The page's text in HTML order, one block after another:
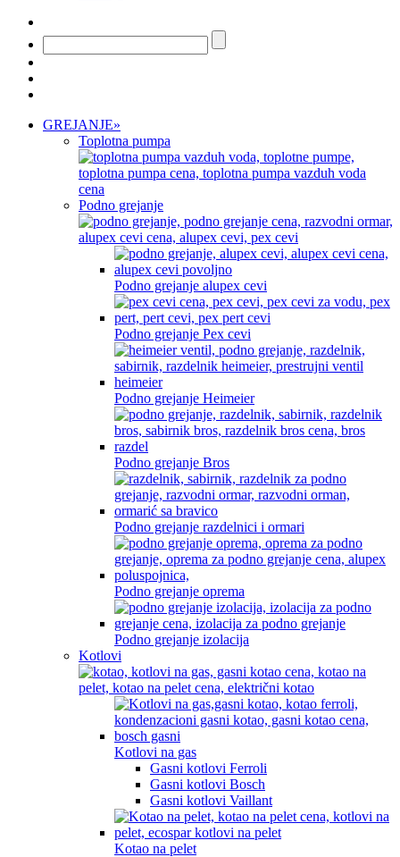
GREJANJE»
Toplotna pumpa
Podno grejanje
Podno grejanje alupex cevi
Podno grejanje Pex cevi
Podno grejanje Heimeier
Podno grejanje Bros
Podno grejanje razdelnici i ormari
Podno grejanje oprema
Podno grejanje izolacija
Kotlovi
Kotlovi na gas
Gasni kotlovi Ferroli
Gasni kotlovi Bosch
Gasni kotlovi Vaillant
Kotao na pelet